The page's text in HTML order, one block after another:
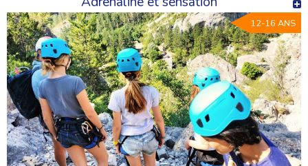
12-16 ANS